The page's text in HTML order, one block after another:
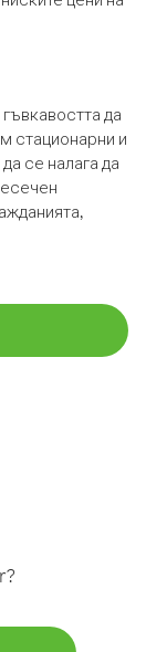
да
стационарни и
се налага да